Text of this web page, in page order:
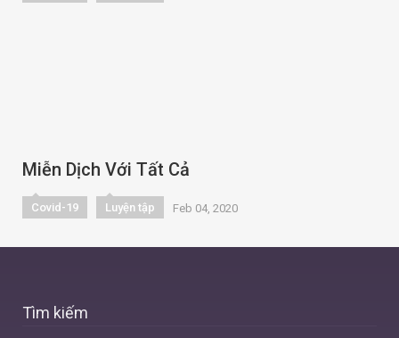
Miễn Dịch Với Tất Cả
Covid-19 Luyện tập Feb 04, 2020
Tìm kiếm